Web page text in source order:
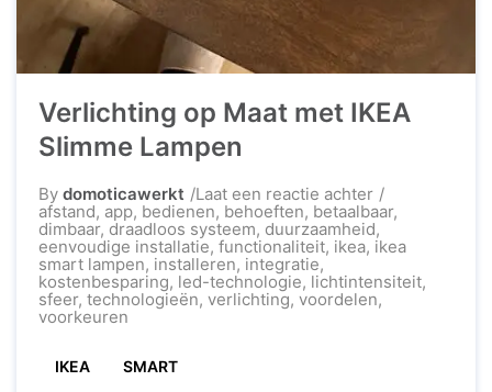
Verlichting op Maat met IKEA
Slimme Lampen
By domoticawerkt Laat een reactie achterop
Verlichting
op
Maat
IKEA
Slimme
afstand, app, bedienen, behoeften, betaalbaar,
dimbaar, draadloos systeem, duurzaamheid,
eenvoudige installatie, functionaliteit, ikea, ikea
smart lampen, installeren, integratie,
kostenbesparing, led-technologie, lichtintensiteit,
sfeer, technologieën, verlichting, voordelen,
voorkeuren
IKEA SMART